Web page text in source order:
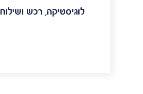
לוגיסטיקה, רכש ושילוח